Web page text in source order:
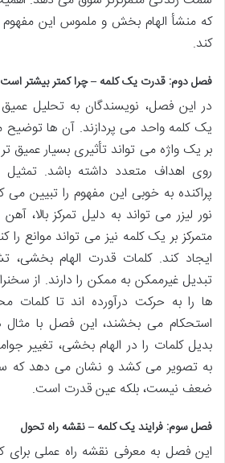
که منشأ الهام بخش و ملموس این مفهوم
کند.
فصل دوم: قدرت یک کلمه – چرا کمتر بیشتر
در این فصل، نویسندگان به تحلیل
یک کلمه واحد می پردازند. آن ها توضیح
بر یک واژه می تواند تأثیری بسیار عمیق
روی اهداف متعدد داشته باشد. تمثیل
پراکنده به خوبی این مفهوم را تبیین
نور لیزر می تواند به دلیل تمرکز بالا،
متمرکز بر یک کلمه نیز می تواند موانع را
ایجاد کند. کلمات قدرت الهام بخشی،
تبدیل غیرممکن به ممکن را دارند. از
ها را به حرکت درآورده اند تا کلمات
استحکام می بخشند، این فصل با
بدیل کلمات را در الهام بخشی، تغییر
به تصویر می کشد و نشان می دهد که
ضعف نیست، بلکه عین قدرت است.
فصل سوم: فرایند یک کلمه – نقشه راه تحول
این فصل به معرفی نقشه راه عملی